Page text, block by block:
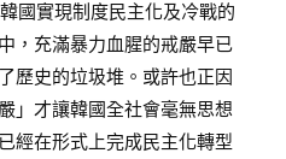
國實現制度民主化及冷戰的
，充滿暴力血腥的戒嚴早已
歷史的垃圾堆。或許也正因
」才讓韓國全社會毫無思想
經在形式上完成民主化轉型